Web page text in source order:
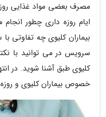
مصرف بعضی مواد غذایی روزه
ایام روزه داری چطور
بیماران کلیوی چه تفاوتی با
سرویس در می توانید با
کلیوی طبق آشنا شوید. در
خصوص بیماران کلیوی و